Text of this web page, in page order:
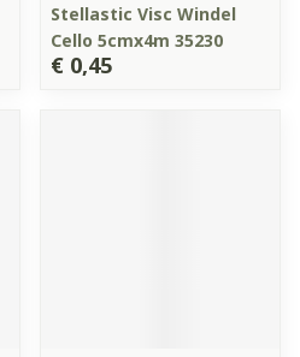
Stellastic Visc Windel
Cello 5cmx4m 35230
€ 0,45